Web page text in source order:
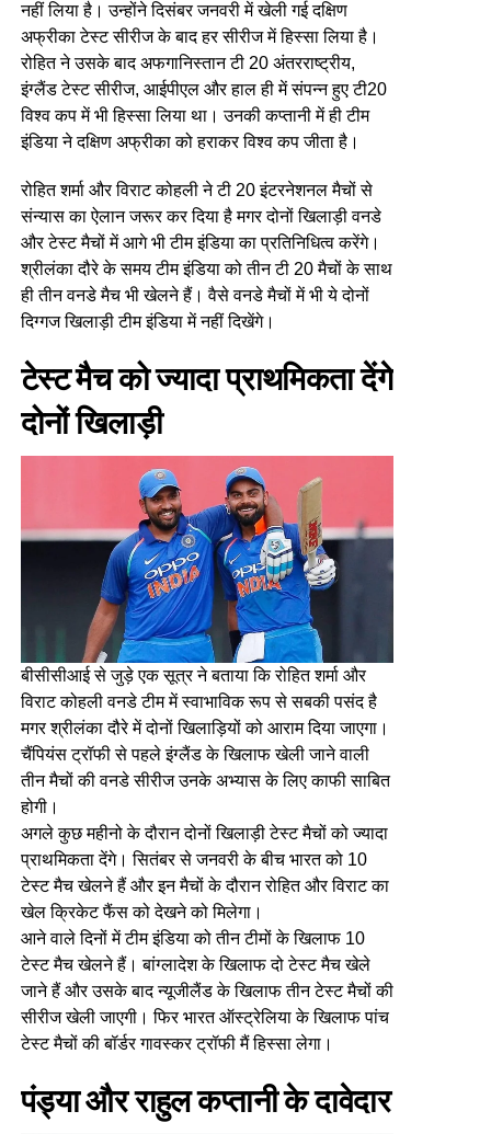
नहीं लिया है। उन्होंने दिसंबर जनवरी में खेली गई दक्षिण
अफ्रीका टेस्ट सीरीज के बाद हर सीरीज में हिस्सा लिया है।
रोहित ने उसके बाद अफगानिस्तान टी 20 अंतरराष्ट्रीय,
इंग्लैंड टेस्ट सीरीज, आईपीएल और हाल ही में संपन्न हुए टी20
विश्व कप में भी हिस्सा लिया था। उनकी कप्तानी में ही टीम
इंडिया ने दक्षिण अफ्रीका को हराकर विश्व कप जीता है।
रोहित शर्मा और विराट कोहली ने टी 20 इंटरनेशनल मैचों से
संन्यास का ऐलान जरूर कर दिया है मगर दोनों खिलाड़ी वनडे
और टेस्ट मैचों में आगे भी टीम इंडिया का प्रतिनिधित्व करेंगे।
श्रीलंका दौरे के समय टीम इंडिया को तीन टी 20 मैचों के साथ
ही तीन वनडे मैच भी खेलने हैं। वैसे वनडे मैचों में भी ये दोनों
दिग्गज खिलाड़ी टीम इंडिया में नहीं दिखेंगे।
टेस्ट मैच को ज्यादा प्राथमिकता देंगे
दोनों खिलाड़ी
बीसीसीआई से जुड़े एक सूत्र ने बताया कि रोहित शर्मा और
विराट कोहली वनडे टीम में स्वाभाविक रूप से सबकी पसंद है
मगर श्रीलंका दौरे में दोनों खिलाड़ियों को आराम दिया जाएगा।
चैंपियंस ट्रॉफी से पहले इंग्लैंड के खिलाफ खेली जाने वाली
तीन मैचों की वनडे सीरीज उनके अभ्यास के लिए काफी साबित
होगी।
अगले कुछ महीनो के दौरान दोनों खिलाड़ी टेस्ट मैचों को ज्यादा
प्राथमिकता देंगे। सितंबर से जनवरी के बीच भारत को 10
टेस्ट मैच खेलने हैं और इन मैचों के दौरान रोहित और विराट का
खेल क्रिकेट फैंस को देखने को मिलेगा।
आने वाले दिनों में टीम इंडिया को तीन टीमों के खिलाफ 10
टेस्ट मैच खेलने हैं। बांग्लादेश के खिलाफ दो टेस्ट मैच खेले
जाने हैं और उसके बाद न्यूजीलैंड के खिलाफ तीन टेस्ट मैचों की
सीरीज खेली जाएगी। फिर भारत ऑस्ट्रेलिया के खिलाफ पांच
टेस्ट मैचों की बॉर्डर गावस्कर ट्रॉफी मैं हिस्सा लेगा।
पंड्या और राहुल कप्तानी के दावेदार